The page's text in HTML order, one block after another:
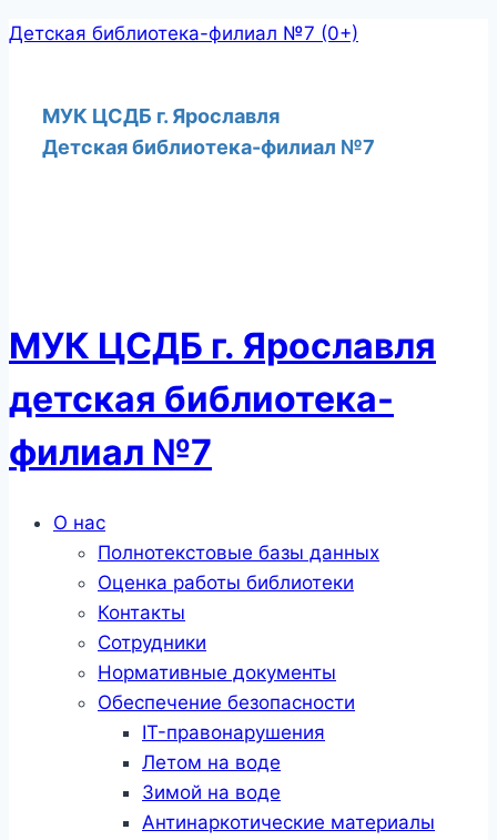
Перейти
Детская библиотека-филиал №7 (0+)
МУК ЦСДБ г. Ярославля
Детская библиотека-филиал №7
МУК ЦСДБ г. Ярославля
детская библиотека-
филиал №7
МенюО нас
Полнотекстовые базы данных
Оценка работы библиотеки
Контакты
Сотрудники
Нормативные документы
Обеспечение безопасности
IT-правонарушения
Летом на воде
Зимой на воде
Антинаркотические материалы